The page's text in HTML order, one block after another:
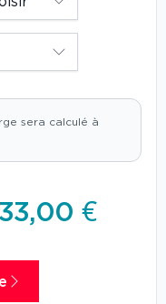
sera calculé à
33,00 €